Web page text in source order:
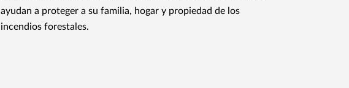
ayudan a proteger a su familia, hogar y propiedad de los
incendios forestales.